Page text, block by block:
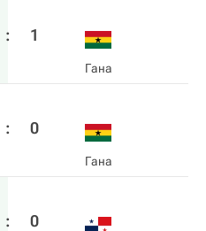
: 1
Гана
: 0
Гана
: 0